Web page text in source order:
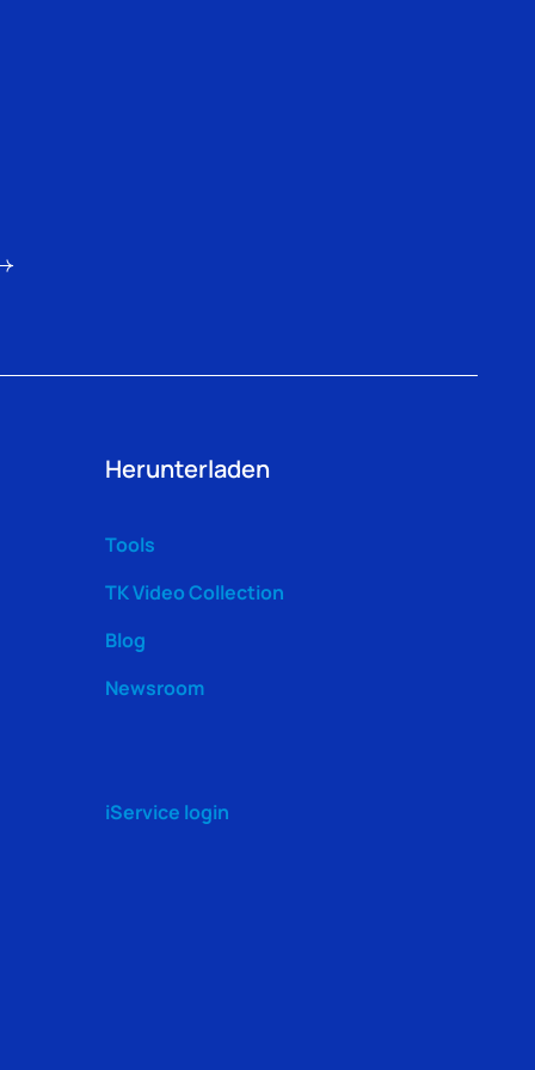
Herunterladen
Tools
TK Video Collection
Blog
Newsroom
iService login